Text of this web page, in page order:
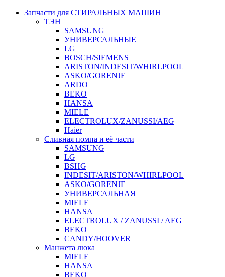
Запчасти для СТИРАЛЬНЫХ МАШИН
ТЭН
SAMSUNG
УНИВЕРСАЛЬНЫЕ
LG
BOSCH/SIEMENS
ARISTON/INDESIT/WHIRLPOOL
ASKO/GORENJE
ARDO
BEKO
HANSA
MIELE
ELECTROLUX/ZANUSSI/AEG
Haier
Сливная помпа и её части
SAMSUNG
LG
BSHG
INDESIT/ARISTON/WHIRLPOOL
ASKO/GORENJE
УНИВЕРСАЛЬНАЯ
MIELE
HANSA
ELECTROLUX / ZANUSSI / AEG
BEKO
CANDY/HOOVER
Манжета люка
MIELE
HANSA
BEKO